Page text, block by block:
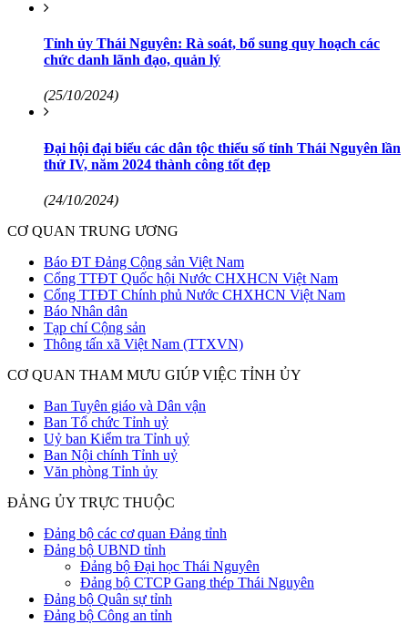
Tỉnh ủy Thái Nguyên: Rà soát, bổ sung quy hoạch các
chức danh lãnh đạo, quản lý
(25/10/2024)
Đại hội đại biểu các dân tộc thiểu số tỉnh Thái Nguyên lần
thứ IV, năm 2024 thành công tốt đẹp
(24/10/2024)
CƠ QUAN TRUNG ƯƠNG
Báo ĐT Đảng Cộng sản Việt Nam
Cổng TTĐT Quốc hội Nước CHXHCN Việt Nam
Cổng TTĐT Chính phủ Nước CHXHCN Việt Nam
Báo Nhân dân
Tạp chí Cộng sản
Thông tấn xã Việt Nam (TTXVN)
CƠ QUAN THAM MƯU GIÚP VIỆC TỈNH ỦY
Ban Tuyên giáo và Dân vận
Ban Tổ chức Tỉnh uỷ
Uỷ ban Kiểm tra Tỉnh uỷ
Ban Nội chính Tỉnh uỷ
Văn phòng Tỉnh ủy
ĐẢNG ỦY TRỰC THUỘC
Đảng bộ các cơ quan Đảng tỉnh
Đảng bộ UBND tỉnh
Đảng bộ Đại học Thái Nguyên
Đảng bộ CTCP Gang thép Thái Nguyên
Đảng bộ Quân sự tỉnh
Đảng bộ Công an tỉnh